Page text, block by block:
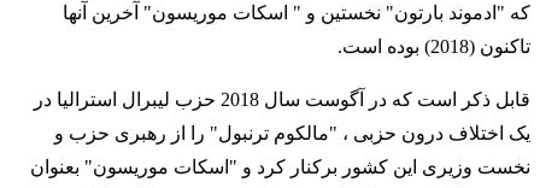
که "ادموند بارتون" نخستین و " اسکات موریسون" آخرین آنها
تاکنون (2018) بوده است.
قابل ذکر است که در آگوست سال 2018 حزب لیبرال استرالیا در
یک اختلاف درون حزبی ، "مالکوم ترنبول" را از رهبری حزب و
نخست وزیری این کشور برکنار کرد و "اسکات موریسون" بعنوان